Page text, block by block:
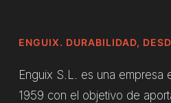
ENGUIX. DURABILIDAD,
Enguix S.L. es una empresa
1959 con el objetivo de